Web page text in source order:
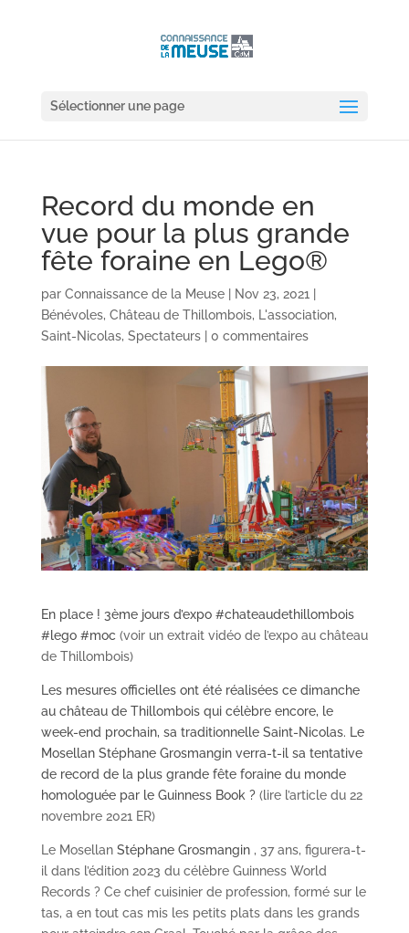
Sélectionner une page
Record du monde en
vue pour la plus grande
fête foraine en Lego®
par Connaissance de la Meuse| Nov 23, 2021
Bénévoles, Château de Thillombois, L'association,
Saint-Nicolas, Spectateurs| 0 commentaires
En place ! 3ème jours d’expo #chateaudethillombois
#lego #moc (voir un extrait vidéo de l’expo au château
de Thillombois)
Les mesures officielles ont été réalisées ce dimanche
au château de Thillombois qui célèbre encore, le
week-end prochain, sa traditionnelle Saint-Nicolas. Le
Mosellan Stéphane Grosmangin verra-t-il sa tentative
de record de la plus grande fête foraine du monde
homologuée par le Guinness Book ? (lire l’article du 22
novembre 2021 ER)
Le Mosellan Stéphane Grosmangin, 37 ans, figurera-t-
il dans l’édition 2023 du célèbre Guinness World
Records ? Ce chef cuisinier de profession, formé sur le
tas, a en tout cas mis les petits plats dans les grands